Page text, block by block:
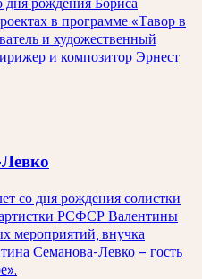
в программе «Тавор в
и художественный
и композитор Эрнест
со дня рождения солистки
РСФСР Валентины
мероприятий, внучка
Семанова-Левко – гость